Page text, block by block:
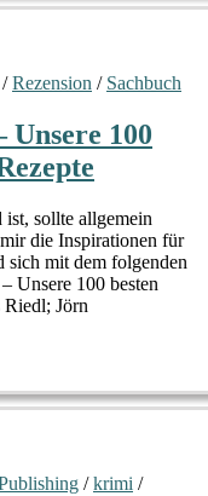
/Rezension / Sachbuch
Unsere 100
ist, sollte allgemein
die Inspirationen für
sich mit dem folgenden
Unsere 100 besten
Jörn
/krimi /